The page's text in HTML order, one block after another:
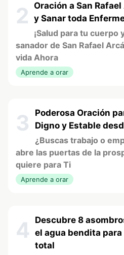
2 Oración a San
y Sanar toda
¡Salud para tu cuerpo
sanador de San Rafael
vida Ahora
Aprende a orar
3
Poderosa Oración
Digno y Estable
¿Buscas trabajo o
abre las puertas de la
quiere para Ti
Aprende a orar
4
Descubre 8
el agua bendita
total